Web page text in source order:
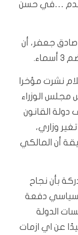
…في حسن
جعفر، أن
نشرت مؤخرا
مجلس الوزراء
القانون
وزاري،
أن المالكي
بأن نجاح
دفعة
الدولة
عن اي ازمات